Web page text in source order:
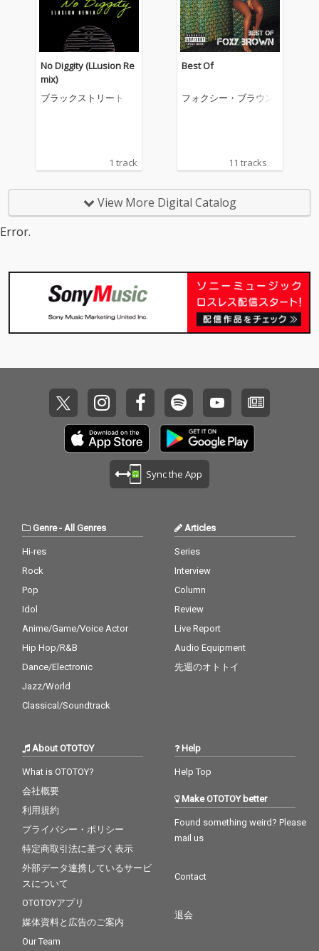
No Diggity (LLusion Re
mix)
ブラックストリート
1 track
Best Of
フォクシー・ブラウン
11 tracks
View More Digital Catalog
Error.
Sync the App
Genre- All Genres
Hi-res
Rock
Pop
Idol
Anime/Game/Voice Actor
Hip Hop/R&B
Dance/Electronic
Jazz/World
Classical/Soundtrack
Articles
Series
Interview
Column
Review
Live Report
Audio Equipment
先週のオトトイ
About OTOTOY
What is OTOTOY?
会社概要
利用規約
プライバシー・ポリシー
特定商取引法に基づく表示
外部データ連携しているサービ
スについて
OTOTOYアプリ
媒体資料と広告のご案内
Our Team
Help
Help Top
Make OTOTOY better
Found something weird? Please
mail us
Contact
退会